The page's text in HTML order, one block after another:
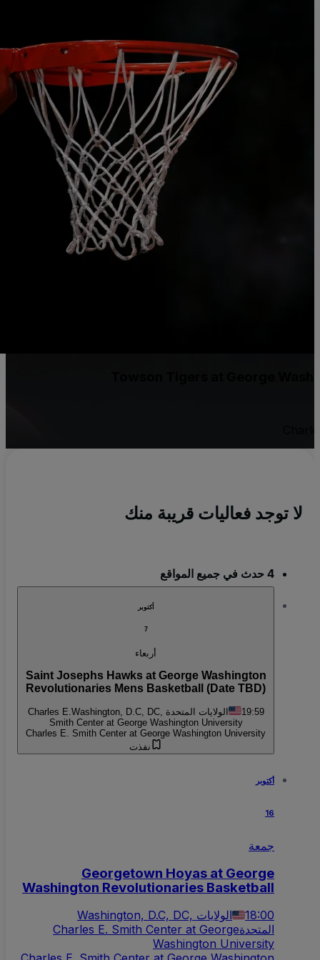
لا توجد فعاليات قريبة منك
أكتوبر
أربعاء
Saint Josephs Hawks at George Washington
Revolutionaries Mens Basketball (Date TBD)
19:59 Washington, D.C, DC, الولايات المتحدة
Charles E.
Smith Center at George Washington University
Charles E. Smith Center at George Washington University
نفذت
أكتوبر
جمعة
Georgetown Hoyas at George
Washington Revolutionaries Basketball
18:00
Washington, D.C, DC, الولايات
المتحدةCharles E. Smith Center at George
Washington University